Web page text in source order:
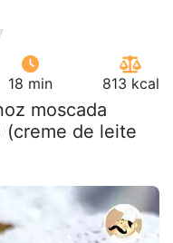
18 min 813 kcal
moscada
(creme de leite